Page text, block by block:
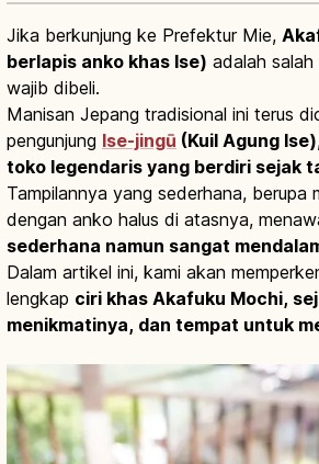
Jika berkunjung ke Prefektur Mie,
berlapis anko khas Ise) adalah
wajib dibeli.
Manisan Jepang tradisional ini terus
pengunjung Ise-jingū (Kuil Agung Ise)
toko legendaris yang berdiri sejak
Tampilannya yang sederhana, berupa
dengan anko halus di atasnya,
sederhana namun sangat
Dalam artikel ini, kami akan
lengkap ciri khas Akafuku Mochi,
menikmatinya, dan tempat untuk